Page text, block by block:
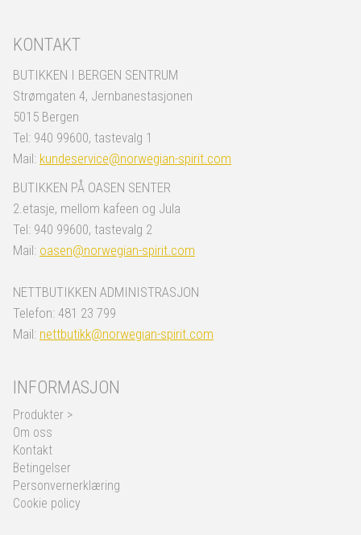
KONTAKT
BUTIKKEN I BERGEN SENTRUM
Strømgaten 4, Jernbanestasjonen
5015 Bergen
Tel: 940 99600, tastevalg 1
Mail: kundeservice@norwegian-spirit.com
BUTIKKEN PÅ OASEN SENTER
2.etasje, mellom kafeen og Jula
Tel: 940 99600, tastevalg 2
Mail: oasen@norwegian-spirit.com
NETTBUTIKKEN ADMINISTRASJON
Telefon: 481 23 799
Mail: nettbutikk@norwegian-spirit.com
INFORMASJON
Produkter >
Om oss
Kontakt
Betingelser
Personvernerklæring
Cookie policy